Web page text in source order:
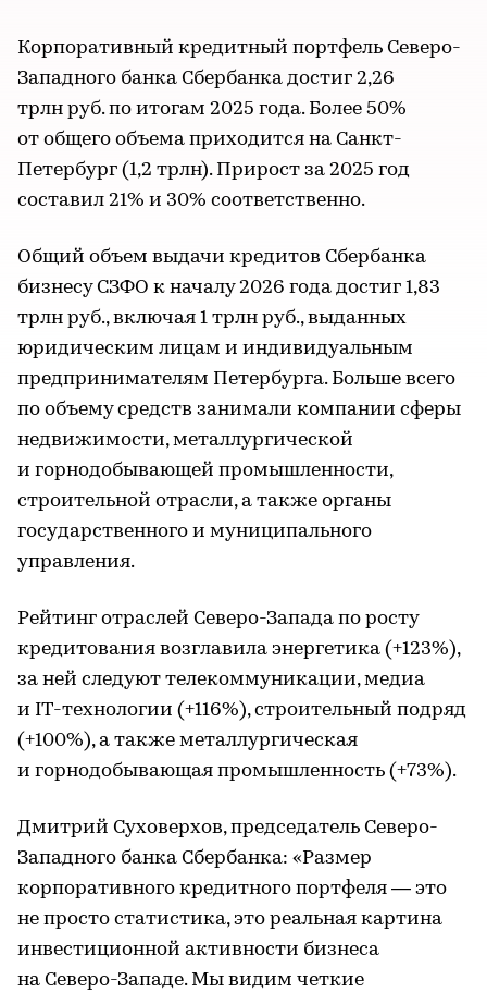
Корпоративный кредитный портфель Северо-
Западного банка Сбербанка достиг 2,26
трлн руб. по итогам 2025 года. Более 50%
от общего объема приходится на Санкт-
Петербург (1,2 трлн). Прирост за 2025 год
составил 21% и 30% соответственно.
Общий объем выдачи кредитов Сбербанка
бизнесу СЗФО к началу 2026 года достиг 1,83
трлн руб., включая 1 трлн руб., выданных
юридическим лицам и индивидуальным
предпринимателям Петербурга. Больше всего
по объему средств занимали компании сферы
недвижимости, металлургической
и горнодобывающей промышленности,
строительной отрасли, а также органы
государственного и муниципального
управления.
Рейтинг отраслей Северо-Запада по росту
кредитования возглавила энергетика (+123%),
за ней следуют телекоммуникации, медиа
и IT-технологии (+116%), строительный подряд
(+100%), а также металлургическая
и горнодобывающая промышленность (+73%).
Дмитрий Суховерхов, председатель Северо-
Западного банка Сбербанка: «Размер
корпоративного кредитного портфеля — это
не просто статистика, это реальная картина
инвестиционной активности бизнеса
на Северо-Западе. Мы видим четкие